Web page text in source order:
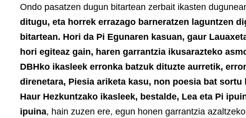
Ondo pasatzen dugun bitartean zerbait ikasten
ditugu, eta horrek errazago barneratzen laguntzen
bitartean. Hori da Pi Egunaren kasuan, gaur
hori egiteaz gain, haren garrantzia ikusarazteko
DBHko ikasleek erronka batzuk dituzte aurretik,
direnetara, Piesia ariketa kasu, non poesia bat
Haur Hezkuntzako ikasleek, bestalde, Lea eta Pi
ipuina, hain zuzen ere, egun honen garrantzia